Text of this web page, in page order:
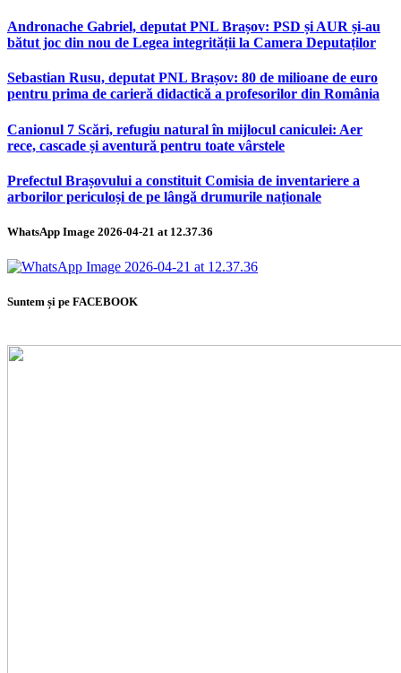
Andronache Gabriel, deputat PNL Brașov: PSD și AUR și-au
bătut joc din nou de Legea integrității la Camera Deputaților
Sebastian Rusu, deputat PNL Brașov: 80 de milioane de euro
pentru prima de carieră didactică a profesorilor din România
Canionul 7 Scări, refugiu natural în mijlocul caniculei: Aer
rece, cascade și aventură pentru toate vârstele
Prefectul Brașovului a constituit Comisia de inventariere a
arborilor periculoși de pe lângă drumurile naționale
WhatsApp Image 2026-04-21 at 12.37.36
Suntem și pe FACEBOOK